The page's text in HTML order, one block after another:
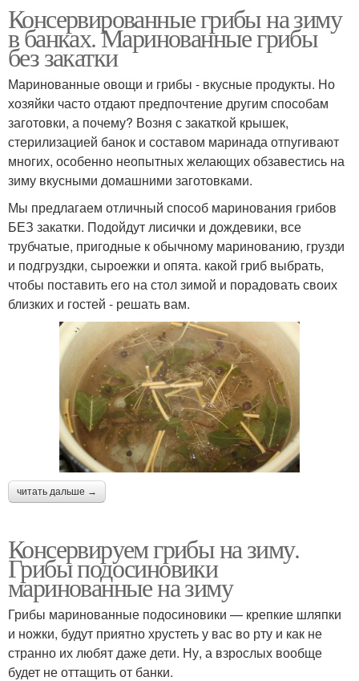
Консервированные грибы на зиму
в банках. Маринованные грибы
без закатки
Маринованные овощи и грибы - вкусные продукты. Но
хозяйки часто отдают предпочтение другим способам
заготовки, а почему? Возня с закаткой крышек,
стерилизацией банок и составом маринада отпугивают
многих, особенно неопытных желающих обзавестись на
зиму вкусными домашними заготовками.
Мы предлагаем отличный способ маринования грибов
БЕЗ закатки. Подойдут лисички и дождевики, все
трубчатые, пригодные к обычному маринованию, грузди
и подгруздки, сыроежки и опята. какой гриб выбрать,
чтобы поставить его на стол зимой и порадовать своих
близких и гостей - решать вам.
читать дальше →
Консервируем грибы на зиму.
Грибы подосиновики
маринованные на зиму
Грибы маринованные подосиновики — крепкие шляпки
и ножки, будут приятно хрустеть у вас во рту и как не
странно их любят даже дети. Ну, а взрослых вообще
будет не оттащить от банки.